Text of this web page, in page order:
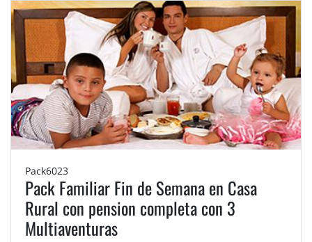
Pack6023
Pack Familiar Fin de Semana en Casa
Rural con pension completa con 3
Multiaventuras